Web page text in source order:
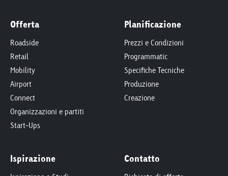
Offerta
Roadside
Retail
Mobility
Airport
Connect
Organizzazioni e partiti
Start-Ups
Planificazione
Prezzi e Condizioni
Programmatic
Specifiche Tecniche
Produzione
Creazione
Ispirazione Contatto